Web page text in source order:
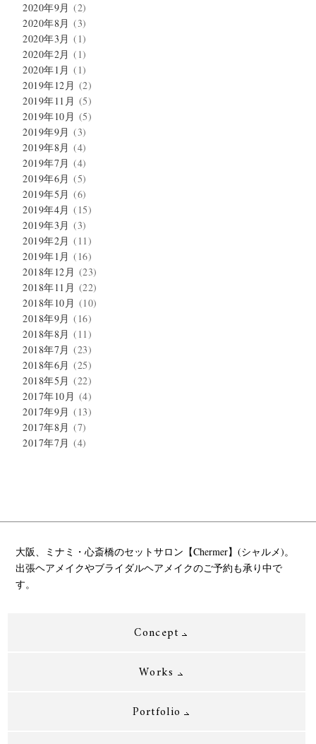
2020年9月 (2)
2020年8月 (3)
2020年3月 (1)
2020年2月 (1)
2020年1月 (1)
2019年12月 (2)
2019年11月 (5)
2019年10月 (5)
2019年9月 (3)
2019年8月 (4)
2019年7月 (4)
2019年6月 (5)
2019年5月 (6)
2019年4月 (15)
2019年3月 (3)
2019年2月 (11)
2019年1月 (16)
2018年12月 (23)
2018年11月 (22)
2018年10月 (10)
2018年9月 (16)
2018年8月 (11)
2018年7月 (23)
2018年6月 (25)
2018年5月 (22)
2017年10月 (4)
2017年9月 (13)
2017年8月 (7)
2017年7月 (4)
大阪、ミナミ・心斎橋のセットサロン【Chermer】(シャルメ)。
出張ヘアメイクやブライダルヘアメイクのご予約も承り中で
す。
Concept
Works
Portfolio